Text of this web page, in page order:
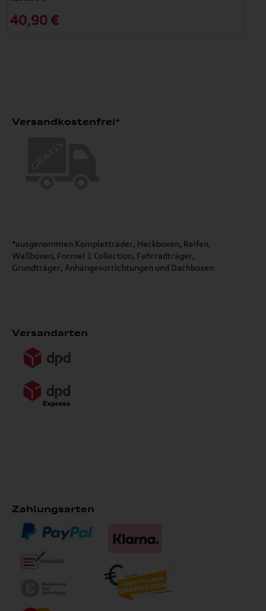
40,90 €
Versandkostenfrei*
*ausgenommen Kompletträder, Heckboxen, Reifen,
Wallboxen, Formel 1 Collection, Fahrradträger,
Grundträger, Anhängevorrichtungen und Dachboxen
Versandarten
Zahlungsarten